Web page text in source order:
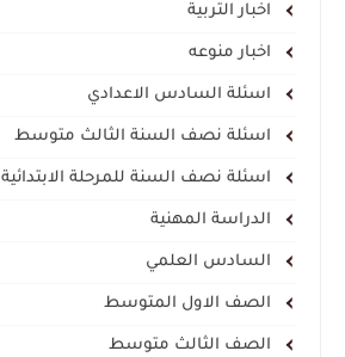
اخبار التربية
اخبار منوعه
اسئلة السادس الاعدادي
اسئلة نصف السنة الثالث متوسط
اسئلة نصف السنة للمرحلة الابتدائية
الدراسة المهنية
السادس العلمي
الصف الاول المتوسط
الصف الثالث متوسط